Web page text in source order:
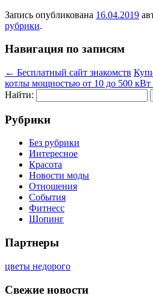
Запись опубликована 16.04.2019
рубрики.
Навигация по записям
← Бесплатный сайт знакомств
котлы мощностью от 10 до 500 кВт
Найти:
Рубрики
Без рубрики
Интересное
Красота
Новости моды
Отношения
События
Фитнесс
Шопинг
Партнеры
цветы недорого
Свежие новости